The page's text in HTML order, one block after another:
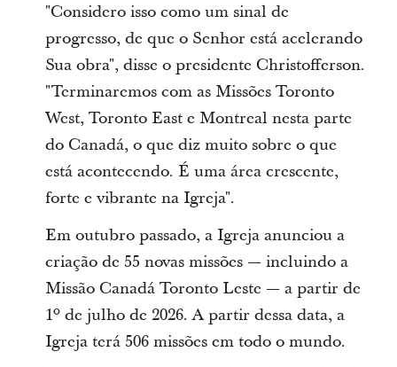
"Considero isso como um sinal de
progresso, de que o Senhor está acelerando
Sua obra", disse o presidente Christofferson.
"Terminaremos com as Missões Toronto
West, Toronto East e Montreal nesta parte
do Canadá, o que diz muito sobre o que
está acontecendo. É uma área crescente,
forte e vibrante na Igreja".
Em outubro passado, a Igreja anunciou a
criação de 55 novas missões — incluindo a
Missão Canadá Toronto Leste — a partir de
1º de julho de 2026. A partir dessa data, a
Igreja terá 506 missões em todo o mundo.